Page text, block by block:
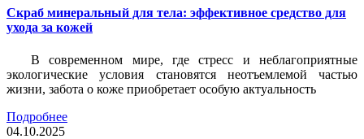
Скраб минеральный для тела: эффективное средство для
ухода за кожей
В современном мире, где стресс и неблагоприятные
экологические условия становятся неотъемлемой частью
жизни, забота о коже приобретает особую актуальность
Подробнее
04.10.2025